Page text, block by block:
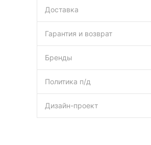
Доставка
Гарантия и возврат
Бренды
Политика п/д
Дизайн-проект